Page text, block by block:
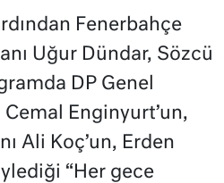
Fenerbahçe
Uğur Dündar, Sözcü
DP Genel
Cemal Enginyurt’un,
Ali Koç’un, Erden
“Her gece